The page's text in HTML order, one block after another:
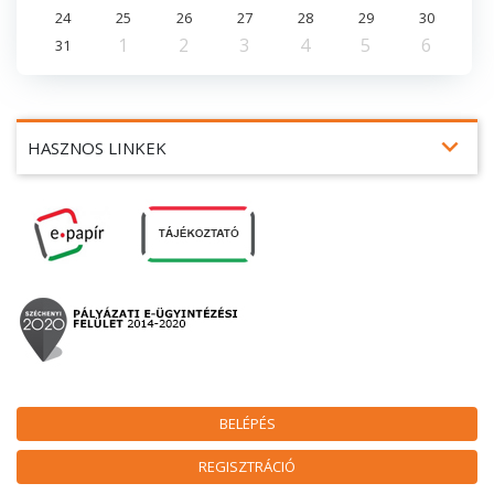
BELÉPÉS
REGISZTRÁCIÓ
HASZNOS LINKEK expand_more
24 25 26 27 28 29
30
31
1 2 3 4 5 6